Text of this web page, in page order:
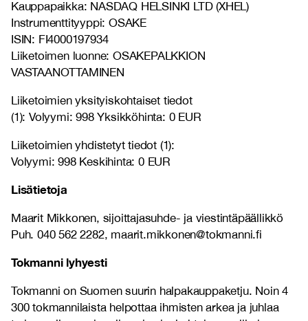
Kauppapaikka: NASDAQ HELSINKI LTD (XHEL)
Instrumenttityyppi: OSAKE
ISIN: FI4000197934
Liiketoimen luonne: OSAKEPALKKION
VASTAANOTTAMINEN
Liiketoimien yksityiskohtaiset tiedot
(1): Volyymi: 998 Yksikköhinta: 0 EUR
Liiketoimien yhdistetyt tiedot (1):
Volyymi: 998 Keskihinta: 0 EUR
Lisätietoja
Maarit Mikkonen, sijoittajasuhde- ja viestintäpäällikkö
Puh. 040 562 2282, maarit.mikkonen@tokmanni.fi
Tokmanni lyhyesti
Tokmanni on Suomen suurin halpakauppaketju. Noin 4
300 tokmannilaista helpottaa ihmisten arkea ja juhlaa